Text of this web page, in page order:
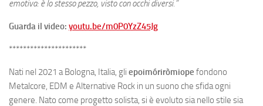
emotiva: è lo stesso pezzo, visto con occhi diversi.”
Guarda il video: youtu.be/m0P0YzZ45Jg
**********************
Nati nel 2021 a Bologna, Italia, gli epoimóriròmiope fondono
Metalcore, EDM e Alternative Rock in un suono che sfida ogni
genere. Nato come progetto solista, si è evoluto sia nello stile sia